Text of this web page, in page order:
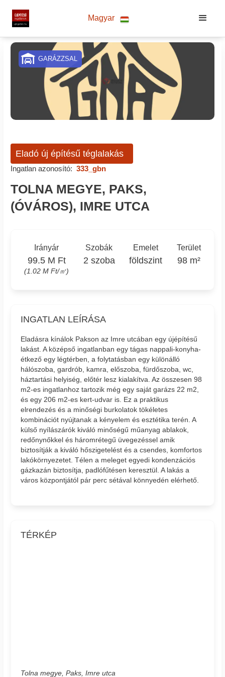
Magyar
GARÁZZSAL
Eladó új építésű téglalakás
Ingatlan azonosító: 333_gbn
TOLNA MEGYE, PAKS,
(ÓVÁROS), IMRE UTCA
Irányár
99.5 M Ft
(1.02 M Ft/㎡)
Szobák
2 szoba
Emelet
földszint
Terület
98 m²
INGATLAN LEÍRÁSA
Eladásra kínálok Pakson az Imre utcában egy újépítésű
lakást. A középső ingatlanban egy tágas nappali-konyha-
étkező egy légtérben, a folytatásban egy különálló
hálószoba, gardrób, kamra, előszoba, fürdőszoba, wc,
háztartási helyiség, előtér lesz kialakítva. Az összesen 98
m2-es ingatlanhoz tartozik még egy saját garázs 22 m2,
és egy 206 m2-es kert-udvar is. Ez a praktikus
elrendezés és a minőségi burkolatok tökéletes
kombinációt nyújtanak a kényelem és esztétika terén. A
külső nyílászárók kiváló minőségű műanyag ablakok,
redőnynőkkel és háromrétegű üvegezéssel amik
biztosítják a kiváló hőszigetelést és a csendes, komfortos
lakókörnyezetet. Télen a meleget egyedi kondenzációs
gázkazán biztosítja, padlófűtésen keresztül. A lakás a
város központjától pár perc sétával könnyedén elérhető.
TÉRKÉP
Tolna megye, Paks, Imre utca